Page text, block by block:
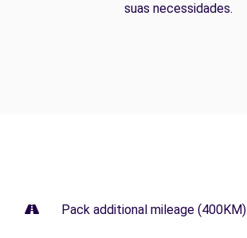
suas necessidades.
Pack additional mileage (400KM)